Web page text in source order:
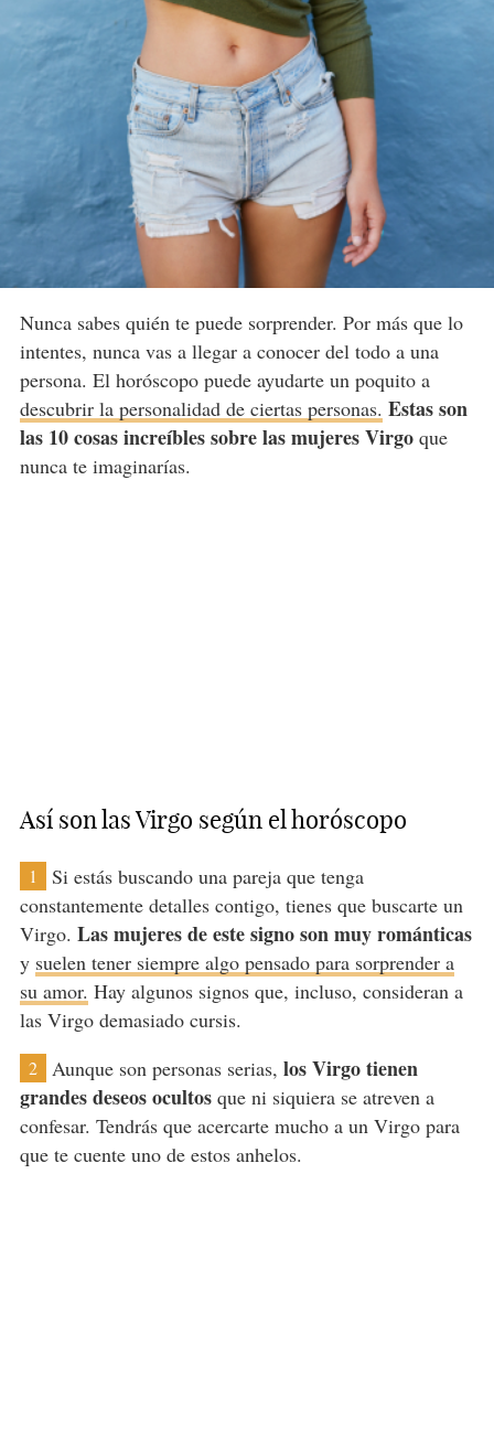
Nunca sabes quién te puede sorprender. Por más que lo
intentes, nunca vas a llegar a conocer del todo a una
persona. El horóscopo puede ayudarte un poquito a
descubrir la personalidad de ciertas personas. Estas son
las 10 cosas increíbles sobre las mujeres Virgoque
nunca te imaginarías.
Así son las Virgo según el horóscopo
1
Si estás buscando una pareja que tenga
constantemente detalles contigo, tienes que buscarte un
Virgo. Las mujeres de este signo son muy románticas
y suelen tener siempre algo pensado para sorprender a
su amor. Hay algunos signos que, incluso, consideran a
las Virgo demasiado cursis.
2 Aunque son personas serias, los Virgo tienen
grandes deseos ocultosque ni siquiera se atreven a
confesar. Tendrás que acercarte mucho a un Virgo para
que te cuente uno de estos anhelos.